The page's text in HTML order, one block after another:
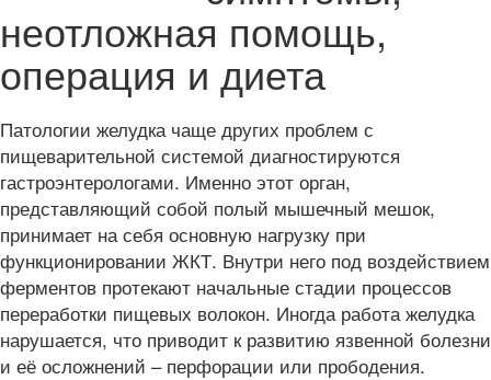
неотложная помощь,
операция и диета
Патологии желудка чаще других проблем с
пищеварительной системой диагностируются
гастроэнтерологами. Именно этот орган,
представляющий собой полый мышечный мешок,
принимает на себя основную нагрузку при
функционировании ЖКТ. Внутри него под воздействием
ферментов протекают начальные стадии процессов
переработки пищевых волокон. Иногда работа желудка
нарушается, что приводит к развитию язвенной болезни
и её осложнений – перфорации или прободения.